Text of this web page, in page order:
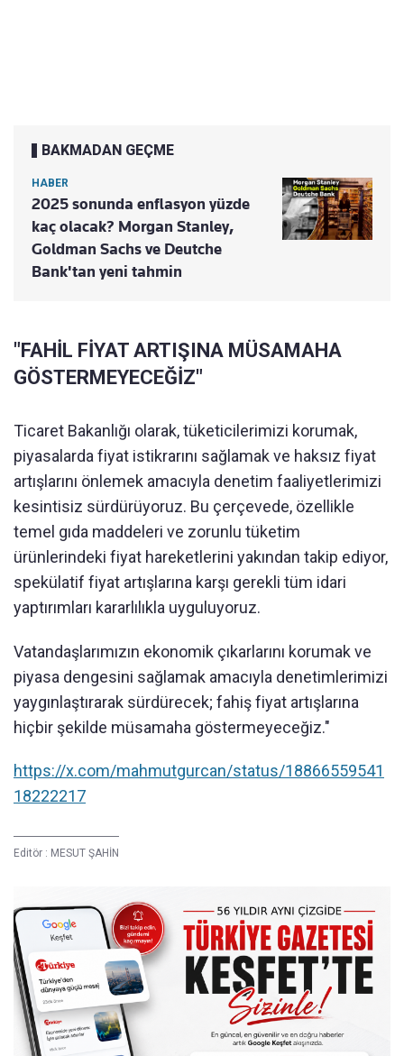
BAKMADAN GEÇME
HABER
2025 sonunda enflasyon yüzde
kaç olacak? Morgan Stanley,
Goldman Sachs ve Deutche
Bank'tan yeni tahmin
"FAHİL FİYAT ARTIŞINA MÜSAMAHA
GÖSTERMEYECEĞİZ"
Ticaret Bakanlığı olarak, tüketicilerimizi korumak,
piyasalarda fiyat istikrarını sağlamak ve haksız fiyat
artışlarını önlemek amacıyla denetim faaliyetlerimizi
kesintisiz sürdürüyoruz. Bu çerçevede, özellikle
temel gıda maddeleri ve zorunlu tüketim
ürünlerindeki fiyat hareketlerini yakından takip ediyor,
spekülatif fiyat artışlarına karşı gerekli tüm idari
yaptırımları kararlılıkla uyguluyoruz.
Vatandaşlarımızın ekonomik çıkarlarını korumak ve
piyasa dengesini sağlamak amacıyla denetimlerimizi
yaygınlaştırarak sürdürecek; fahiş fiyat artışlarına
hiçbir şekilde müsamaha göstermeyeceğiz."
https://x.com/mahmutgurcan/status/18866559541
18222217
Editör : MESUT ŞAHİN